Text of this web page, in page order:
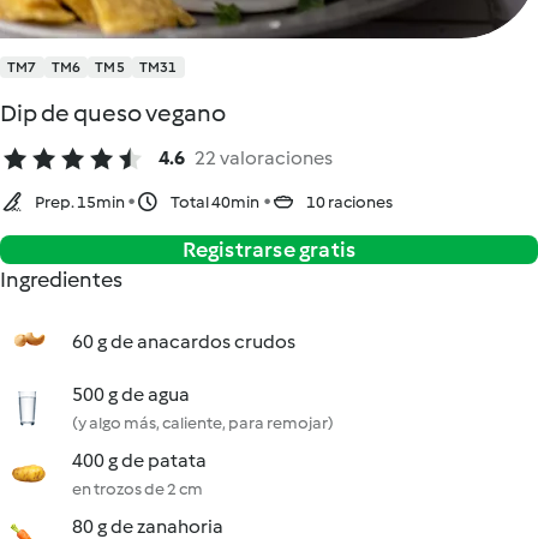
TM7 TM6 TM5 TM31
Dip de queso vegano
4.6 22 valoraciones
Prep. 15min Total 40min 10 raciones
Registrarse gratis
Ingredientes
60 g de anacardos crudos
500 g de agua
(y algo más, caliente, para remojar)
400 g de patata
en trozos de 2 cm
80 g de zanahoria